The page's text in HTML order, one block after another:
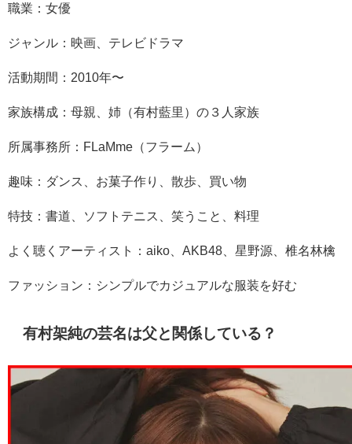
職業：女優
ジャンル：映画、テレビドラマ
活動期間：2010年〜
家族構成：母親、姉（有村藍里）の３人家族
所属事務所：FLaMme（フラーム）
趣味：ダンス、お菓子作り、散歩、買い物
特技：書道、ソフトテニス、笑うこと、料理
よく聴くアーティスト：aiko、AKB48、星野源、椎名林檎
ファッション：シンプルでカジュアルな服装を好む
有村架純の芸名は父と関係している？